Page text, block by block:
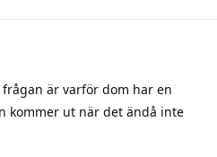
är varför dom har en
kommer ut när det ändå inte